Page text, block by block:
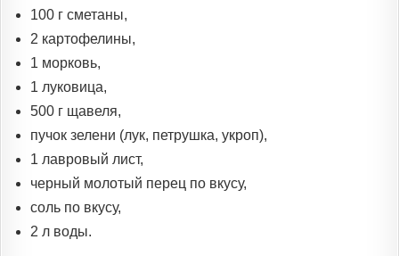
100 г сметаны,
2 картофелины,
1 морковь,
1 луковица,
500 г щавеля,
пучок зелени (лук, петрушка, укроп),
1 лавровый лист,
черный молотый перец по вкусу,
соль по вкусу,
2 л воды.